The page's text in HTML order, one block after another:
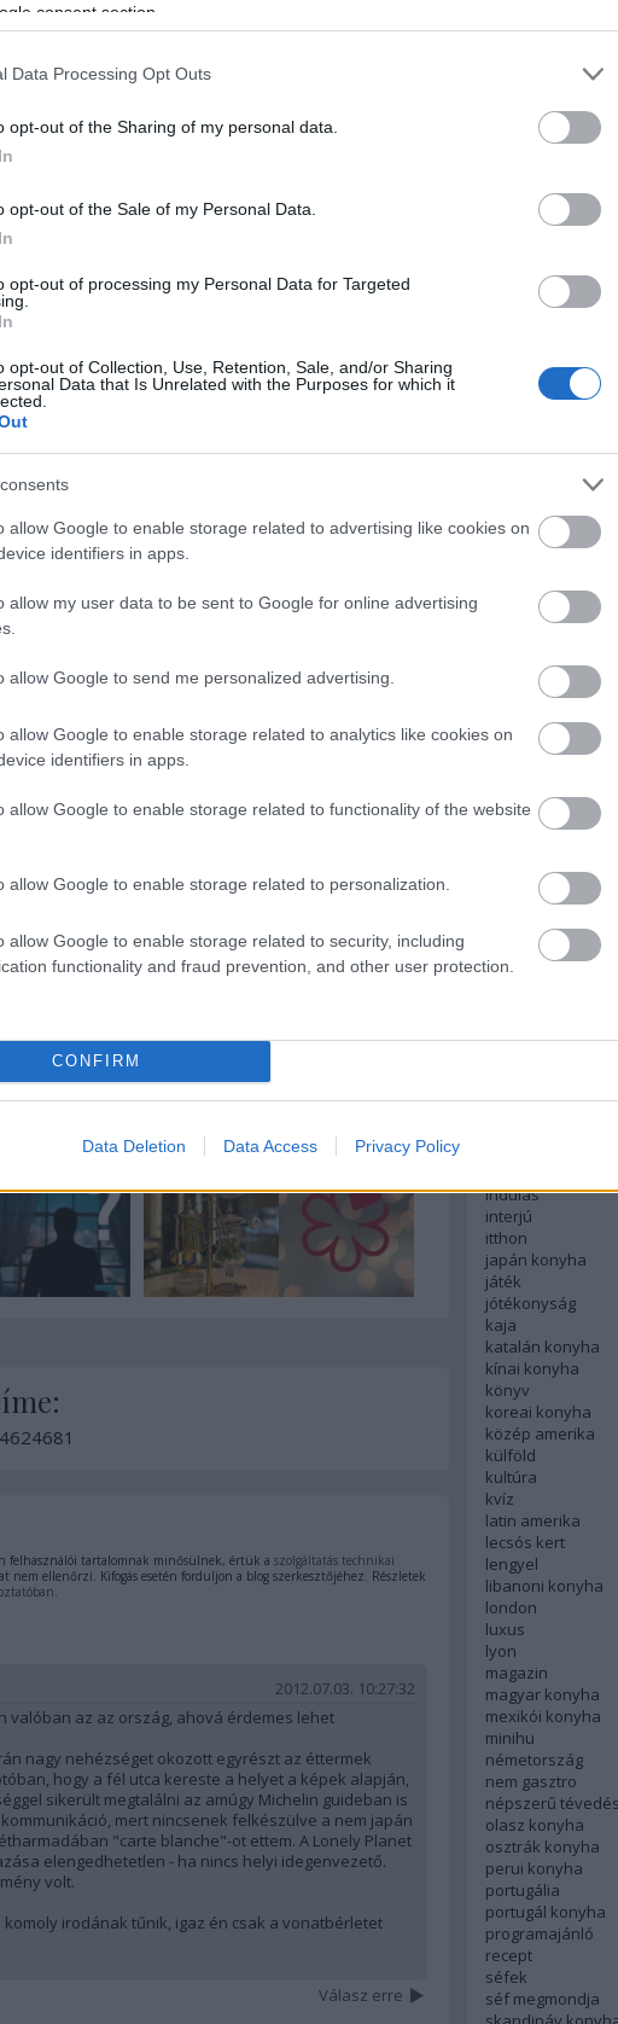
consent section.
Data Processing Opt Outs
opt-out of the Sharing of my personal data.
opt-out of the Sale of my Personal Data.
opt-out of processing my Personal Data for Targeted
opt-out of Collection, Use, Retention, Sale, and/or Sharing
Data that Is Unrelated with the Purposes for which it
allow Google to enable storage related to advertising like cookies on
identifiers in apps.
allow my user data to be sent to Google for online advertising
allow Google to send me personalized advertising.
allow Google to enable storage related to analytics like cookies on
identifiers in apps.
allow Google to enable storage related to functionality of the website
allow Google to enable storage related to personalization.
allow Google to enable storage related to security, including
functionality and fraud prevention, and other user protection.
CONFIRM
Data Deletion Data Access Privacy Policy
programból, lesz itt
indulás előtt :) És kimegyünk
, ahol a világ legjobb minőségű tonhalai találnak
és kicsit később már a világ legfrissebb
részletezem tovább, mert nagyon sok az
, ami persze nem csak gasztronómiai, hanem
fakultatív programok között pedig olyan
étkezés a legendás Jiro san sushi-éttermében,
is készült, vagy a világ talán legjobb japán
Hamadayában.
Japán-rajongó lévén nem sokat
a JTB utazási irodamegkeresett, hogy
Ők ráadásul nem egy kis iroda, hanem kb. a
ennek a megbízhatóság és szakértelem
hogy képesek az anyacég segyítségével akár
nekünk. Az program egyeztetés és
a japán élményeim, nagyon várom már az
és gasztroélményről én gondoskodom,
egy helyi idegenvezető is, azaz, ha én
akkor majd ő kisegít. Nekem meg külön öröm,
és videókon keresztül oszthatom meg a
hanem élőben, ízekkel, illatokkal a történés
egy japán élményvacsorán a Fujiban
michelin október tokió michelin csillag jiro
tsukiji
13komment
felhasználói tartalomnak minősülnek, értük a szolgáltatás technikai
nem ellenőrzi. Kifogás esetén forduljon a blog szerkesztőjéhez. Részletek
.
2012.07.03. 10:27:32
valóban az az ország, ahová érdemes lehet
nagy nehézséget okozott egyrészt az éttermek
hogy a fél utca kereste a helyet a képek alapján,
sikerült megtalálni az amúgy Michelin guideban is
mert nincsenek felkészülve a nem japán
"carte blanche"-ot ettem. A Lonely Planet
elengedhetetlen - ha nincs helyi idegenvezető.
volt.
komoly irodának tűnik, igaz én csak a vonatbérletet
Válasz erre
TOP5
Annyira
A 10 legjobb
Szakács
mit gondol
Budapest
afrikai konyha
ázsiai konyha
baszk konyha
belgium
bocusedor
bocuse dor
dél amerika
english
északi konyha
francia konyha
holland konyha
indulás
interjú
itthon
japán konyha
játék
jótékonyság
kaja
katalán konyha
kínai konyha
könyv
koreai konyha
közép amerika
külföld
kultúra
kvíz
latin amerika
lecsós kert
lengyel
libanoni konyha
london
luxus
lyon
magazin
magyar konyha
mexikói konyha
minihu
németország
nem gasztro
népszerű
olasz konyha
osztrák konyha
perui konyha
portugália
portugál konyha
programajánló
recept
séfek
séf megmondja